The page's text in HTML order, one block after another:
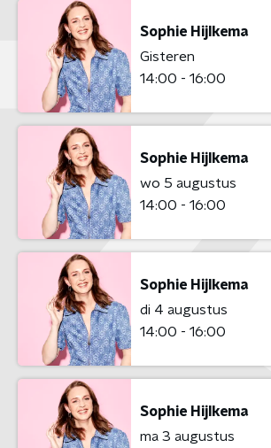
Sophie Hijlkema
Gisteren
14:00 - 16:00
Sophie Hijlkema
wo 5 augustus
14:00 - 16:00
Sophie Hijlkema
di 4 augustus
14:00 - 16:00
Sophie Hijlkema
ma 3 augustus